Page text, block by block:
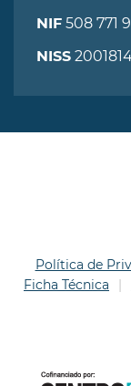
NIF 508 771
NISS
Política de
Ficha Técnica